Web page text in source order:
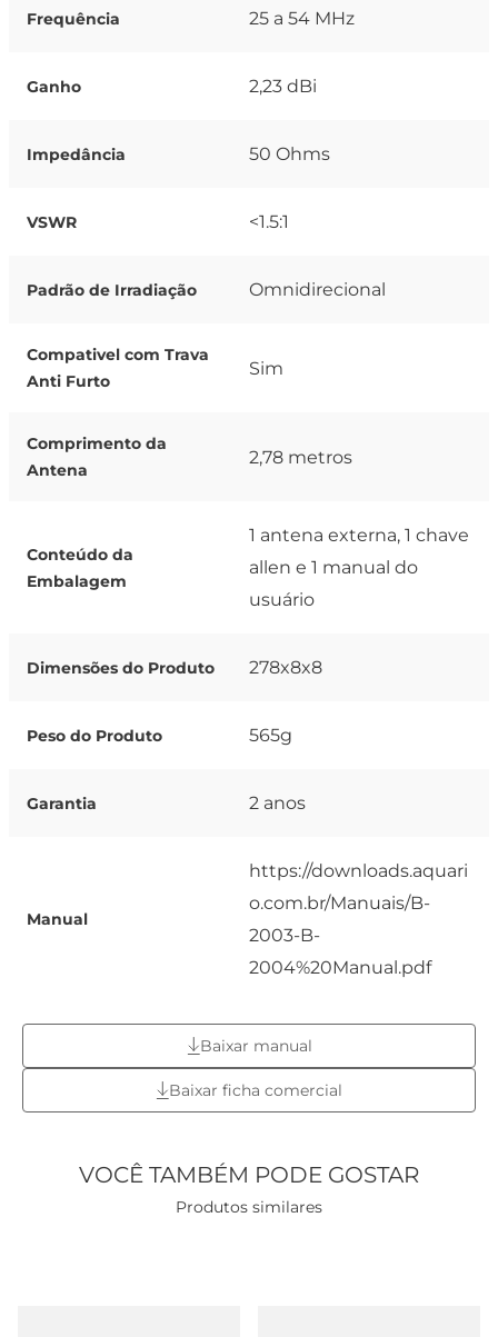
Frequência 25 a 54 MHz
Ganho 2,23 dBi
Impedância 50 Ohms
VSWR <1.5:1
Padrão de Irradiação Omnidirecional
Compativel com Trava
Anti Furto
Sim
Comprimento da
Antena
2,78 metros
Conteúdo da
Embalagem
1 antena externa, 1 chave
allen e 1 manual do
usuário
Dimensões do Produto 278x8x8
Peso do Produto 565g
Garantia 2 anos
Manual
https://downloads.aquari
o.com.br/Manuais/B-
2003-B-
2004%20Manual.pdf
Baixar manual
Baixar ficha comercial
VOCÊ TAMBÉM PODE GOSTAR
Produtos similares